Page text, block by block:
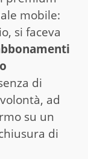
mobile:
si faceva
di
ad
su un
di